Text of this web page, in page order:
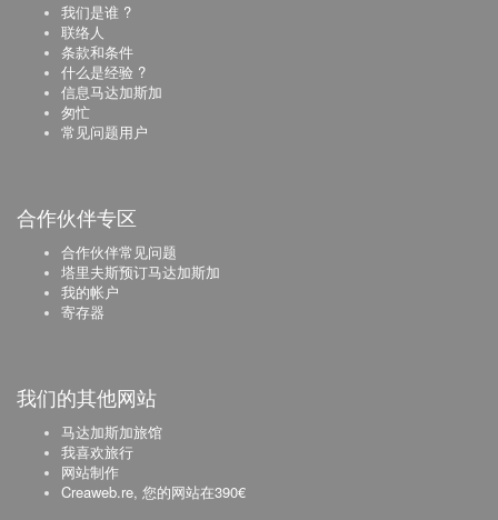
我们是谁 ?
联络人
条款和条件
什么是经验 ?
信息马达加斯加
匆忙
常见问题用户
合作伙伴专区
合作伙伴常见问题
塔里夫斯预订马达加斯加
我的帐户
寄存器
我们的其他网站
马达加斯加旅馆
我喜欢旅行
网站制作
Creaweb.re, 您的网站在390€